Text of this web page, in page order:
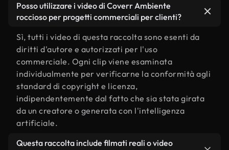
Posso utilizzare i video di Coverr Ambiente
roccioso per progetti commerciali per clienti?
Sì, tutti i video di questa raccolta sono esenti da
diritti d'autore e autorizzati per l'uso
commerciale. Ogni clip viene esaminata
individualmente per verificarne la conformità agli
standard di copyright e licenza,
indipendentemente dal fatto che sia stata girata
da un creatore o generata con l'intelligenza
artificiale.
Questa raccolta include filmati reali o video